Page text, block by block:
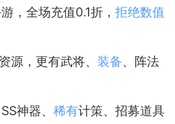
，全场充值0.1折， 拒绝数值
资源，更有武将、 装备、阵法
神器、 稀有计策、招募道具